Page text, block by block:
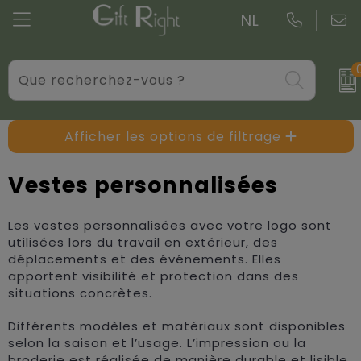
NL
Verres
Produits électroniques, Gadget et USB
Soins personnels
Ecriture
Overige relatiegeschenken
Serviettes
Sacs de courses personnalisés
Sacs en coton personnalisés
Sacs pour vêtements
Sacs isotherme et Glacières
Valises et trolleys
Blazers
Bodywarmers
Gants et Echarpes
Vestes personnalisées
Accessoires pour les vêtements
Chemises personnalisées
Colis de Noël
Colis de Noël sur mesure
Afficher les options de filtrage
Vestes personnalisées
Les vestes personnalisées avec votre logo sont
utilisées lors du travail en extérieur, des
déplacements et des événements. Elles
apportent visibilité et protection dans des
situations concrètes.
Différents modèles et matériaux sont disponibles
selon la saison et l’usage. L’impression ou la